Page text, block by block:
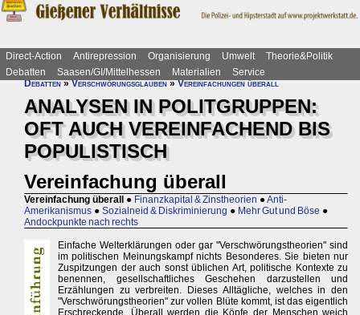
Direct-Action Antirepression Organisierung Umwelt
Theorie&Politik
Debatten
Saasen/GI/Mittelhessen Materialien
Service
Debatten»Verschwörungsglauben»Vereinfachungen überall
ANALYSEN IN POLITGRUPPEN:
OFT AUCH VEREINFACHEND BIS
POPULISTISCH
Vereinfachung überall
Vereinfachung überall ● Finanzkapital & Zinstheorien ●Anti-
Amerikanismus ● Sozialneid & Diskriminierung ● Mehr Gut und Böse ●
Andockpunkte nach rechts
Einfache Welterklärungen oder gar "Verschwörungstheorien" sind
im politischen Meinungskampf nichts Besonderes. Sie bieten nur
Zuspitzungen der auch sonst üblichen Art, politische Kontexte zu
benennen, gesellschaftliches Geschehen darzustellen und
Erzählungen zu verbreiten. Dieses Alltägliche, welches in den
"Verschwörungstheorien" zur vollen Blüte kommt, ist das eigentlich